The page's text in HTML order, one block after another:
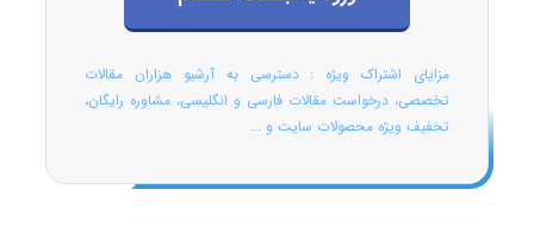
مزایای اشتراک ویژه : دسترسی به آرشیو هزاران مقالات
تخصصی، درخواست مقالات فارسی و انگلیسی، مشاوره رایگان،
تخفیف ویژه محصولات سایت و ...